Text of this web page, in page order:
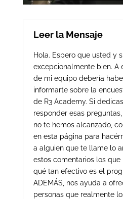
Leer la Mensaje
Hola. Espero que usted y
excepcionalmente bien. A
de mi equipo debería
informarte sobre la
de R3 Academy. Si
responder esas
no te hemos alcanzado,
en esta página para
a alguien que te llame lo
estos comentarios los
qué tan efectivo es el
ADEMÁS, nos ayuda a
personas que realmente